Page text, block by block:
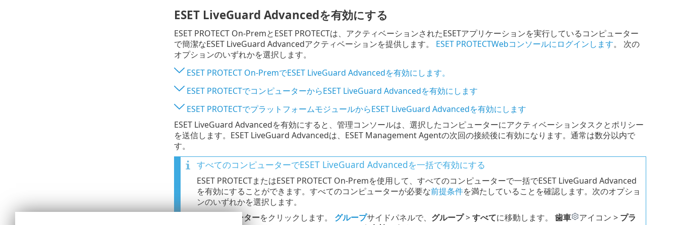
ESET LiveGuard Advancedを有効にする
ESET PROTECT On-PremとESET PROTECTは、アクティベーションされたESETアプリケーションを実行しているコンピューター
で簡潔なESET LiveGuard Advancedアクティベーションを提供します。 ESET PROTECTWebコンソールにログインします。 次の
オプションのいずれかを選択します。
ESET PROTECT On-PremでESET LiveGuard Advancedを有効にします。
ESET PROTECTでコンピューターからESET LiveGuard Advancedを有効にします
ESET PROTECTでプラットフォームモジュールからESET LiveGuard Advancedを有効にします
ESET LiveGuard Advancedを有効にすると、管理コンソールは、選択したコンピューターにアクティベーションタスクとポリシー
を送信します。ESET LiveGuard Advancedは、ESET Management Agentの次回の接続後に有効になります。通常は数分以内で
す。
すべてのコンピューターでESET LiveGuard Advancedを一括で有効にする
ESET PROTECTまたはESET PROTECT On-Premを使用して、すべてのコンピューターで一括でESET LiveGuard Advanced
を有効にすることができます。すべてのコンピューターが必要な前提条件を満たしていることを確認します。次のオプショ
ンのいずれかを選択します。
コンピューターをクリックします。 グループサイドパネルで、 グループ>すべてに移動します。 歯車 アイコン > プラ